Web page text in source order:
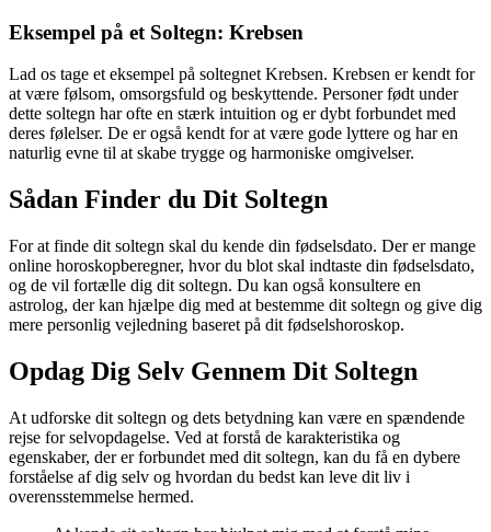
Eksempel på et Soltegn: Krebsen
Lad os tage et eksempel på soltegnet Krebsen. Krebsen er kendt for
at være følsom, omsorgsfuld og beskyttende. Personer født under
dette soltegn har ofte en stærk intuition og er dybt forbundet med
deres følelser. De er også kendt for at være gode lyttere og har en
naturlig evne til at skabe trygge og harmoniske omgivelser.
Sådan Finder du Dit Soltegn
For at finde dit soltegn skal du kende din fødselsdato. Der er mange
online horoskopberegner, hvor du blot skal indtaste din fødselsdato,
og de vil fortælle dig dit soltegn. Du kan også konsultere en
astrolog, der kan hjælpe dig med at bestemme dit soltegn og give dig
mere personlig vejledning baseret på dit fødselshoroskop.
Opdag Dig Selv Gennem Dit Soltegn
At udforske dit soltegn og dets betydning kan være en spændende
rejse for selvopdagelse. Ved at forstå de karakteristika og
egenskaber, der er forbundet med dit soltegn, kan du få en dybere
forståelse af dig selv og hvordan du bedst kan leve dit liv i
overensstemmelse hermed.